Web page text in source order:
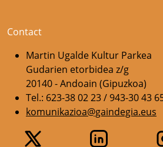
Contact
Martin Ugalde Kultur Parkea
Gudarien etorbidea z/g
20140 - Andoain (Gipuzkoa)
Tel.: 623-38 02 23 / 943-30 43
komunikazioa@gaindegia.eus